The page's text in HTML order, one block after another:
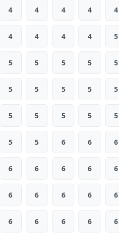
4 4 4 4 4
4 4 4 4 5
5 5 5 5 5
5 5 5 5 5
5 5 5 5 5
5 5 6 6 6
6 6 6 6 6
6 6 6 6 6
6 6 6 6 6